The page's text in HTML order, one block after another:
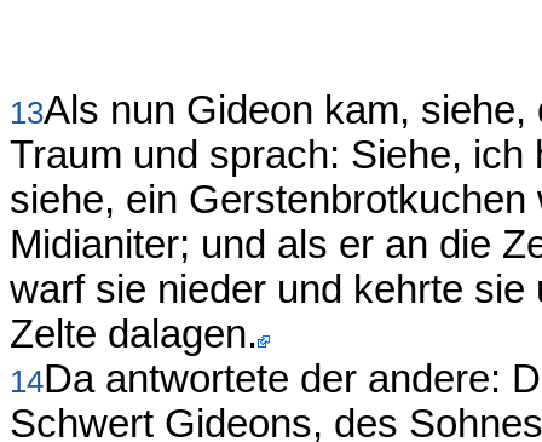
13Als nun Gideon kam,
Traum und sprach: Siehe, ich
siehe, ein
Midianiter; und als er an die
warf sie nieder und kehrte
Zelte dalagen.
14Da antwortete der andere:
Schwert Gideons, des